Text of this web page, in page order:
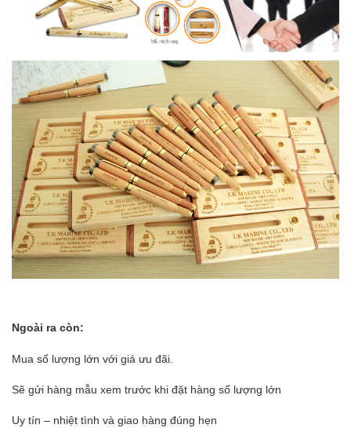
Ngoài ra còn:
Mua số lượng lớn với giá ưu đãi.
Sẽ gửi hàng mẫu xem trước khi đặt hàng số lượng lớn
Uy tín – nhiệt tình và giao hàng đúng hẹn